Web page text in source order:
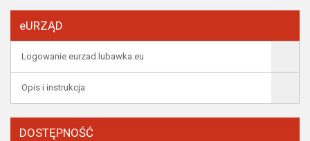
eURZĄD
Logowanie eurzad.lubawka.eu
Opis i instrukcja
DOSTĘPNOŚĆ